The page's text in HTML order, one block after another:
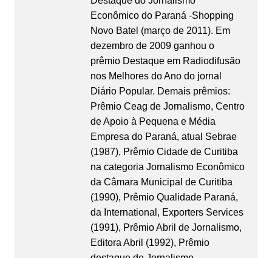
Econômico do Paraná -Shopping
Novo Batel (março de 2011). Em
dezembro de 2009 ganhou o
prêmio Destaque em Radiodifusão
nos Melhores do Ano do jornal
Diário Popular. Demais prêmios:
Prêmio Ceag de Jornalismo, Centro
de Apoio à Pequena e Média
Empresa do Paraná, atual Sebrae
(1987), Prêmio Cidade de Curitiba
na categoria Jornalismo Econômico
da Câmara Municipal de Curitiba
(1990), Prêmio Qualidade Paraná,
da International, Exporters Services
(1991), Prêmio Abril de Jornalismo,
Editora Abril (1992), Prêmio